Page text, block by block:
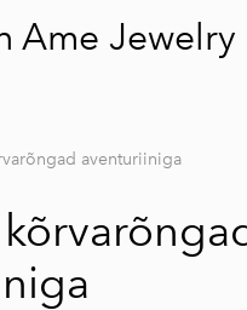
Ame Jewelry
Vaata ostukorvi
aventuriiniga